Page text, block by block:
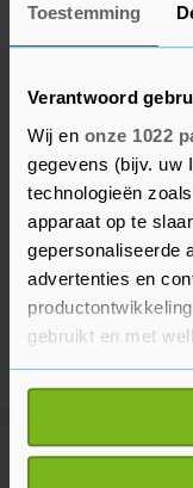
Toestemming
Verantwoord
Wij en onze 1022
gegevens (bijv. uw
technologieën
apparaat op te
gepersonaliseerde
advertenties en
gebruikt en met
Als u het toestaat,
Informatie
locatie, die tot
Uw
Meer uit